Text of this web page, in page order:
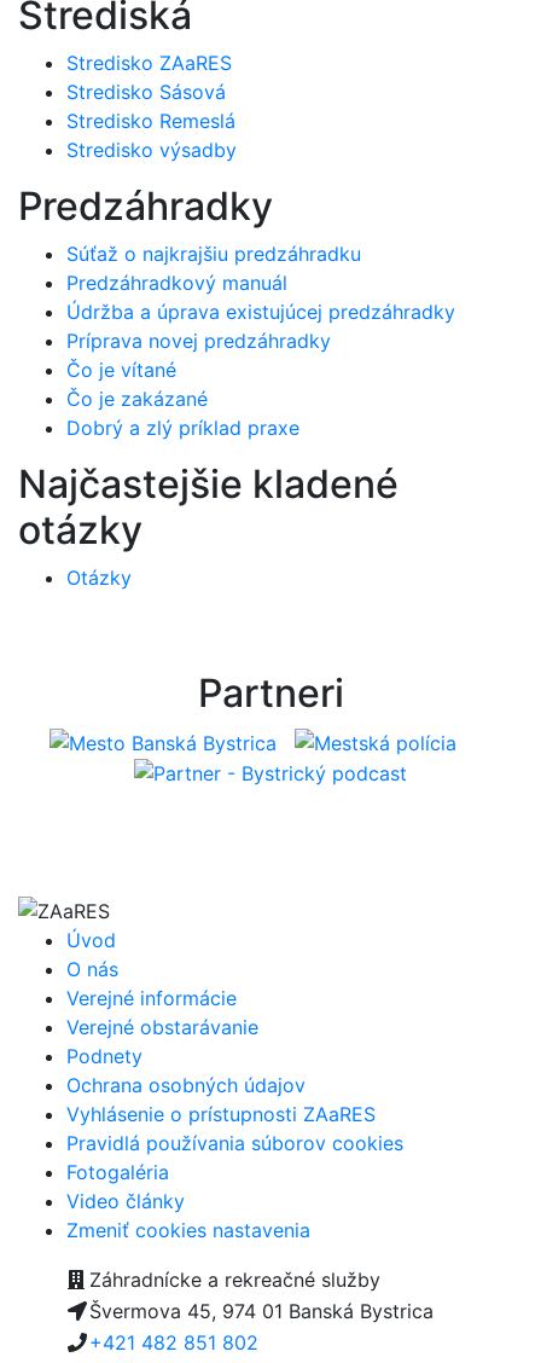
Strediská
Stredisko ZAaRES
Stredisko Sásová
Stredisko Remeslá
Stredisko výsadby
Predzáhradky
Súťaž o najkrajšiu predzáhradku
Predzáhradkový manuál
Údržba a úprava existujúcej predzáhradky
Príprava novej predzáhradky
Čo je vítané
Čo je zakázané
Dobrý a zlý príklad praxe
Najčastejšie kladené
otázky
Otázky
Partneri
Úvod
O nás
Verejné informácie
Verejné obstarávanie
Podnety
Ochrana osobných údajov
Vyhlásenie o prístupnosti ZAaRES
Pravidlá používania súborov cookies
Fotogaléria
Video články
Zmeniť cookies nastavenia
Záhradnícke a rekreačné služby
Švermova 45, 974 01 Banská Bystrica
+421 482 851 802